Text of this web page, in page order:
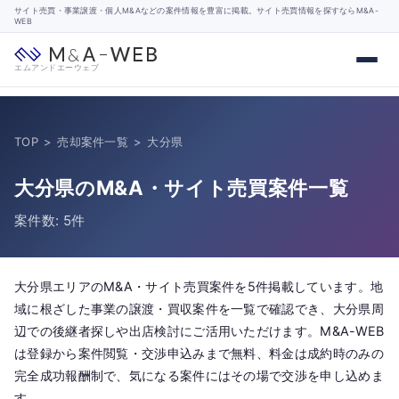
サイト売買・事業譲渡・個人M&Aなどの案件情報を豊富に掲載。サイト売買情報を探すならM&A-
WEB
エムアンドエーウェブ
TOP > 売却案件一覧 > 大分県
大分県のM&A・サイト売買案件一覧
案件数: 5件
大分県エリアのM&A・サイト売買案件を5件掲載しています。地
域に根ざした事業の譲渡・買収案件を一覧で確認でき、大分県周
辺での後継者探しや出店検討にご活用いただけます。M&A-WEB
は登録から案件閲覧・交渉申込みまで無料、料金は成約時のみの
完全成功報酬制で、気になる案件にはその場で交渉を申し込めま